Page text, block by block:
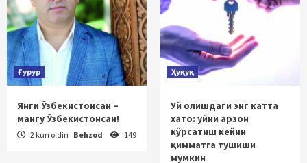
Ғурур
Янги Ўзбекистонсан –
мангу Ўзбекистонсан!
2 kun oldin Behzod 149
Ҳуқуқ
Уй олишдаги энг катта
хато: уйни арзон
кўрсатиш кейин
қимматга тушиши
мумкин